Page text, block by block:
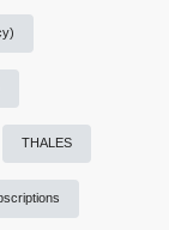
THALES